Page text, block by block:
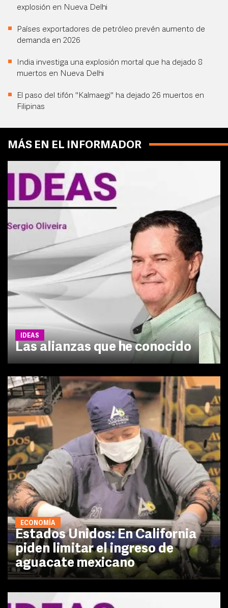
explosión en Nueva Delhi
Países exportadores de petróleo prevén aumento de
demanda en 2026
India investiga una explosión mortal que ha dejado 8
muertos en Nueva Delhi
El paso del tifón "Kalmaegi" ha dejado 26 muertos en
Filipinas
MÁS EN EL INFORMADOR
IDEAS
Las alianzas que he conocido
ECONOMÍA
Estados Unidos: En California
piden limitar el ingreso de
aguacate mexicano